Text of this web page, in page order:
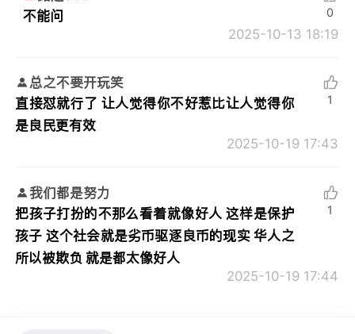
不能问
2025-10-13 18:19
0
总之不要开玩笑
直接怼就行了 让人觉得你不好惹比让人觉得你
是良民更有效
2025-10-19 17:43
1
我们都是努力
把孩子打扮的不那么看着就像好人 这样是保护
孩子 这个社会就是劣币驱逐良币的现实 华人之
所以被欺负 就是都太像好人
2025-10-19 17:44
1